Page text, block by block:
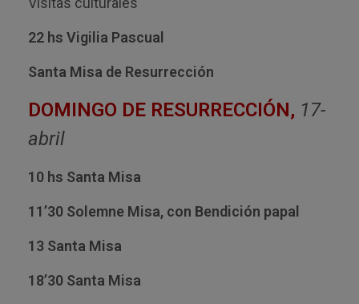
22 hs Vigilia Pascual
Santa Misa de Resurrección
DOMINGO DE RESURRECCIÓN, 17-
abril
10 hs Santa Misa
11’30 Solemne Misa, con Bendición papal
13 Santa Misa
18’30 Santa Misa